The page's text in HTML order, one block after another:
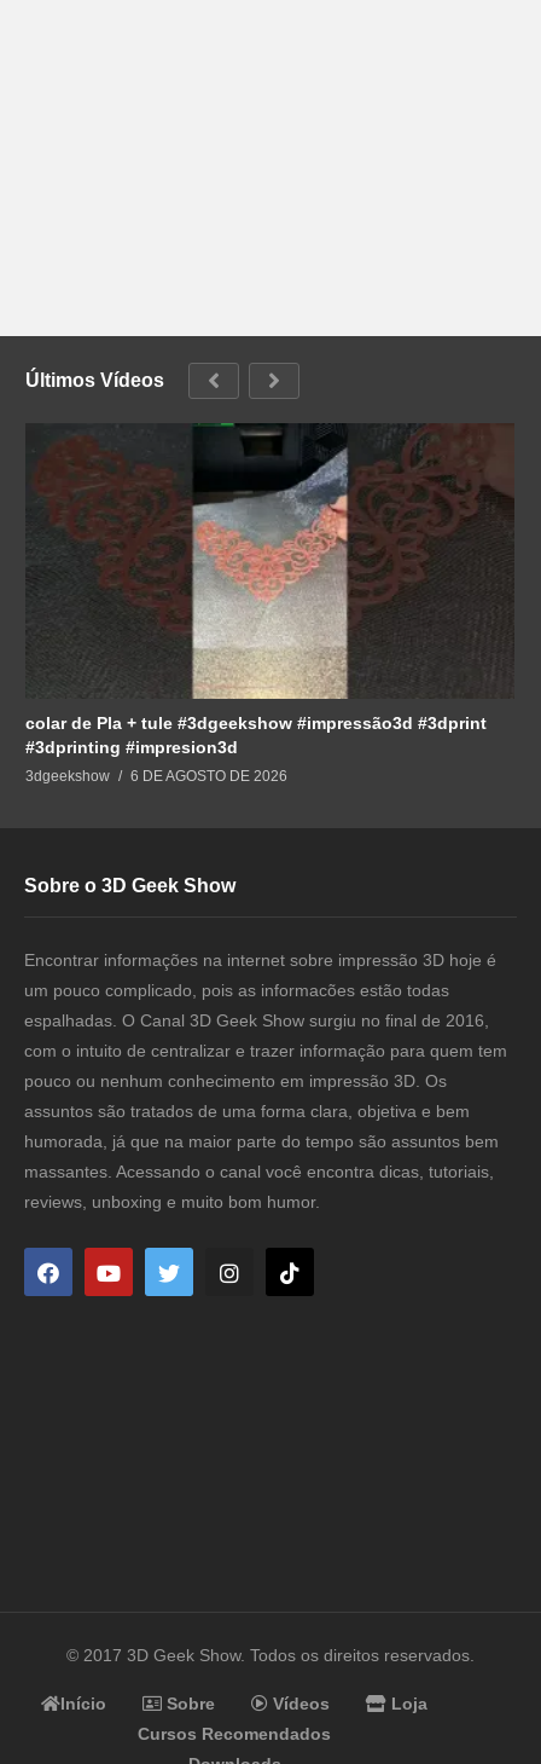
Últimos Vídeos
colar de Pla + tule #3dgeekshow #impressão3d #3dprint
#3dprinting #impresion3d
3dgeekshow 6 DE AGOSTO DE 2026
Sobre o 3D Geek Show
Encontrar informações na internet sobre impressão 3D hoje é
um pouco complicado, pois as informacões estão todas
espalhadas. O Canal 3D Geek Show surgiu no final de 2016,
com o intuito de centralizar e trazer informação para quem tem
pouco ou nenhum conhecimento em impressão 3D. Os
assuntos são tratados de uma forma clara, objetiva e bem
humorada, já que na maior parte do tempo são assuntos bem
massantes. Acessando o canal você encontra dicas, tutoriais,
reviews, unboxing e muito bom humor.
© 2017 3D Geek Show. Todos os direitos reservados.
Início Sobre Vídeos
Loja
Cursos Recomendados